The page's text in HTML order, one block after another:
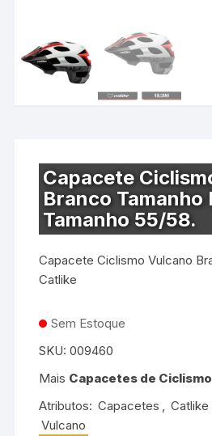
Capacete
Branco Tamanho
Tamanho 55/58.
Capacete Ciclismo Vulcano
Catlike
Sem Estoque
SKU:009460
Mais Capacetes de Ciclismo
Atributos: Capacetes , Catlike
Vulcano